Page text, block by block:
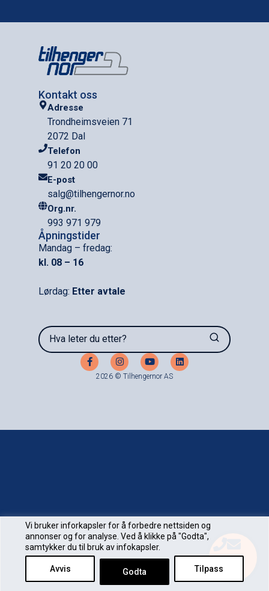
Vi bruker inforkapsler for å forbedre nettsiden og
annonser og for analyse. Ved å klikke på "Godta",
samtykker du til bruk av infokapsler.
Tilpass
Avvis Godta
Kontakt oss
Adresse
Trondheimsveien 71
2072 Dal
Telefon
91 20 20 00
E-post
salg@tilhengernor.no
Org.nr.
993 971 979
Åpningstider
Mandag – fredag:
kl. 08 – 16
Lørdag: Etter avtale
Hva leter du etter?
2026 © Tilhengernor AS